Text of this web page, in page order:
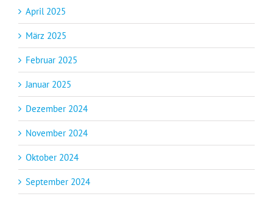
April 2025
März 2025
Februar 2025
Januar 2025
Dezember 2024
November 2024
Oktober 2024
September 2024